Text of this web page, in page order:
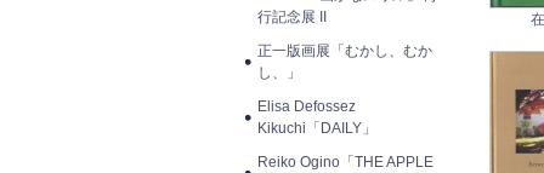
行記念展 II
正一版画展「むかし、むか
し、」
Elisa Defossez
Kikuchi「DAILY」
Reiko Ogino「THE APPLE